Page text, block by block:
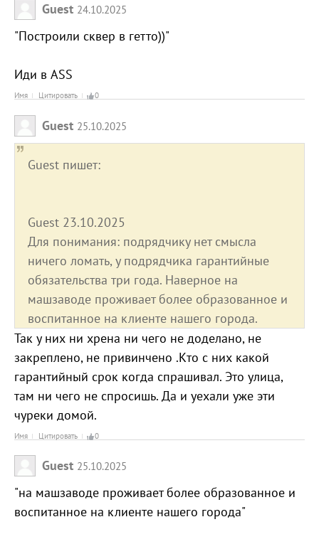
Guest 24.10.2025
"Построили сквер в гетто))"
Иди в ASS
Имя Цитировать 0
Guest 25.10.2025
Guest пишет:
Guest 23.10.2025
Для понимания: подрядчику нет смысла
ничего ломать, у подрядчика гарантийные
обязательства три года. Наверное на
машзаводе проживает более образованное и
воспитанное на клиенте нашего города.
Так у них ни хрена ни чего не доделано, не
закреплено, не привинчено .Кто с них какой
гарантийный срок когда спрашивал. Это улица,
там ни чего не спросишь. Да и уехали уже эти
чуреки домой.
Имя Цитировать 0
Guest 25.10.2025
"на машзаводе проживает более образованное и
воспитанное на клиенте нашего города"